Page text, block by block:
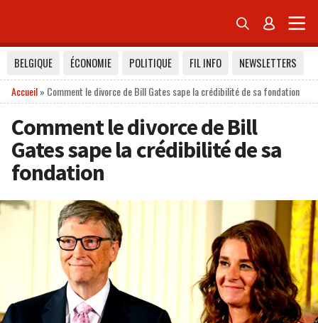
 
BELGIQUE ÉCONOMIE POLITIQUE FIL INFO
NEWSLETTERS
Accueil» Comment le divorce de Bill Gates sape la crédibilité de sa fondation
Comment le divorce de Bill
Gates sape la crédibilité de sa
fondation